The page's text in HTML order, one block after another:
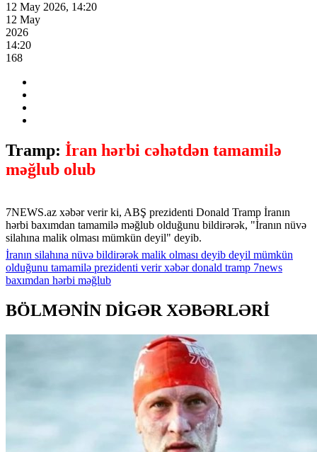
12 May 2026, 14:20
12 May
2026
14:20
168
Tramp: İran hərbi cəhətdən tamamilə
məğlub olub
7NEWS.az xəbər verir ki, ABŞ prezidenti Donald Tramp İranın
hərbi baxımdan tamamilə məğlub olduğunu bildirərək, "İranın nüvə
silahına malik olması mümkün deyil" deyib.
İranın silahına nüvə bildirərək malik olması deyib deyil mümkün
olduğunu tamamilə prezidenti verirxəbərdonald tramp 7news
baxımdan hərbi məğlub
BÖLMƏNİN DİGƏR XƏBƏRLƏRİ